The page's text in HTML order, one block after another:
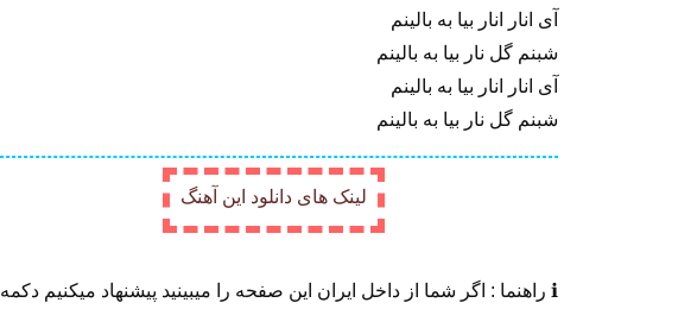
آی انار انار بیا به بالینم
شبنم گل نار بیا به بالینم
آی انار انار بیا به بالینم
شبنم گل نار بیا به بالینم
لینک های دانلود این آهنگ
ℹ️ راهنما : اگر شما از داخل ایران این صفحه را میبینید پیشنهاد میکنیم دکمه